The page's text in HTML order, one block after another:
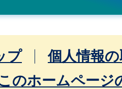
プ
個人情報
のホームページ